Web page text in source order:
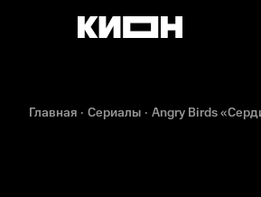
Главная Сериалы Angry Birds